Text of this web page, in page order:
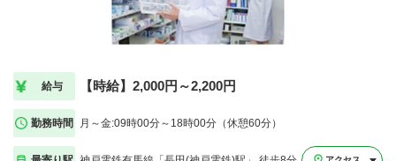
給与 【時給】2,000円～2,200円
勤務時間 月～金:09時00分～18時00分（休憩60分）